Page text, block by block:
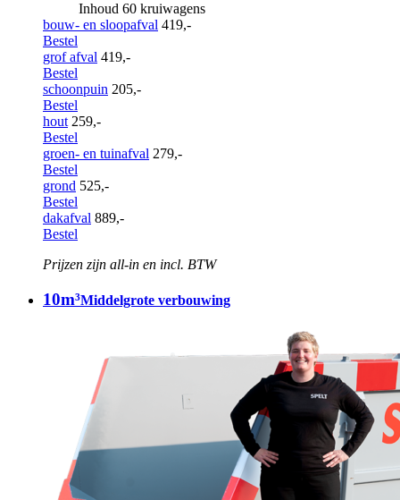
Inhoud 60 kruiwagens
bouw- en sloopafval 419,-
Bestel
grof afval 419,-
Bestel
schoonpuin 205,-
Bestel
hout 259,-
Bestel
groen- en tuinafval 279,-
Bestel
grond 525,-
Bestel
dakafval 889,-
Bestel
Prijzen zijn all-in en incl. BTW
10m³Middelgrote verbouwing